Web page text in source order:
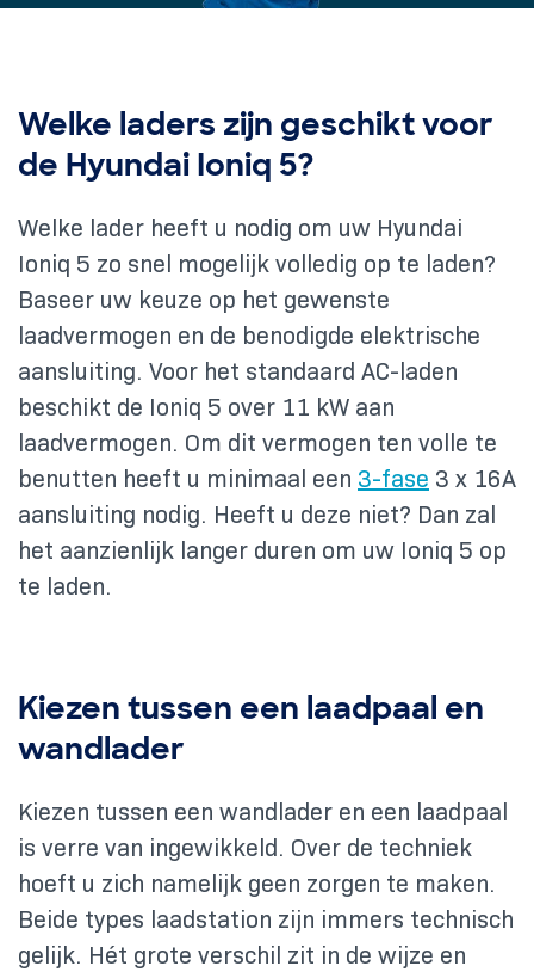
Welke laders zijn geschikt voor
de Hyundai Ioniq 5?
Welke lader heeft u nodig om uw Hyundai
Ioniq 5 zo snel mogelijk volledig op te laden?
Baseer uw keuze op het gewenste
laadvermogen en de benodigde elektrische
aansluiting. Voor het standaard AC-laden
beschikt de Ioniq 5 over 11 kW aan
laadvermogen. Om dit vermogen ten volle te
benutten heeft u minimaal een 3-fase 3 x 16A
aansluiting nodig. Heeft u deze niet? Dan zal
het aanzienlijk langer duren om uw Ioniq 5 op
te laden.
Kiezen tussen een laadpaal en
wandlader
Kiezen tussen een wandlader en een laadpaal
is verre van ingewikkeld. Over de techniek
hoeft u zich namelijk geen zorgen te maken.
Beide types laadstation zijn immers technisch
gelijk. Hét grote verschil zit in de wijze en